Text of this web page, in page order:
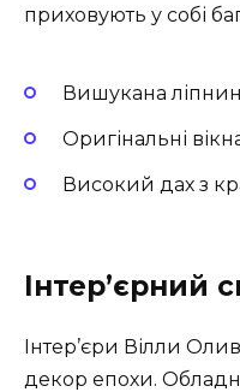
приховують у собі
Вишукана
Оригінальні
Високий дах з
Інтер’єрний
Інтер’єри Вілли
декор епохи.